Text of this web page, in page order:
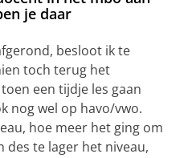
je daar
besloot ik te
toch terug het
een tijdje les gaan
nog wel op havo/vwo.
hoe meer het ging om
te lager het niveau,